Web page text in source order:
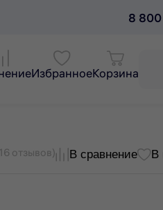
8 800
ИзбранноеКорзина
отзывов) В сравнение В